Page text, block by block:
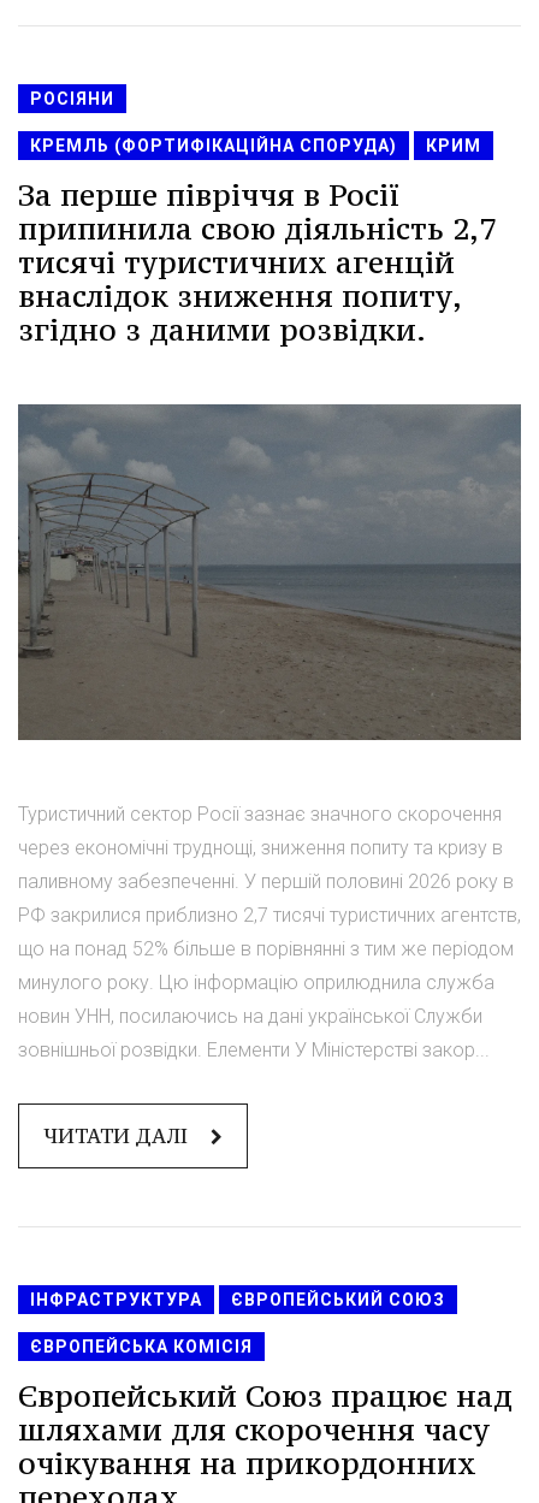
РОСІЯНИ
КРЕМЛЬ (ФОРТИФІКАЦІЙНА СПОРУДА) КРИМ
За перше півріччя в Росії
припинила свою діяльність 2,7
тисячі туристичних агенцій
внаслідок зниження попиту,
згідно з даними розвідки.
Туристичний сектор Росії зазнає значного скорочення
через економічні труднощі, зниження попиту та кризу в
паливному забезпеченні. У першій половині 2026 року в
РФ закрилися приблизно 2,7 тисячі туристичних агентств,
що на понад 52% більше в порівнянні з тим же періодом
минулого року. Цю інформацію оприлюднила служба
новин УНН, посилаючись на дані української Служби
зовнішньої розвідки. Елементи У Міністерстві закор...
ЧИТАТИ ДАЛІ
ІНФРАСТРУКТУРА ЄВРОПЕЙСЬКИЙ СОЮЗ
ЄВРОПЕЙСЬКА КОМІСІЯ
Європейський Союз працює над
шляхами для скорочення часу
очікування на прикордонних